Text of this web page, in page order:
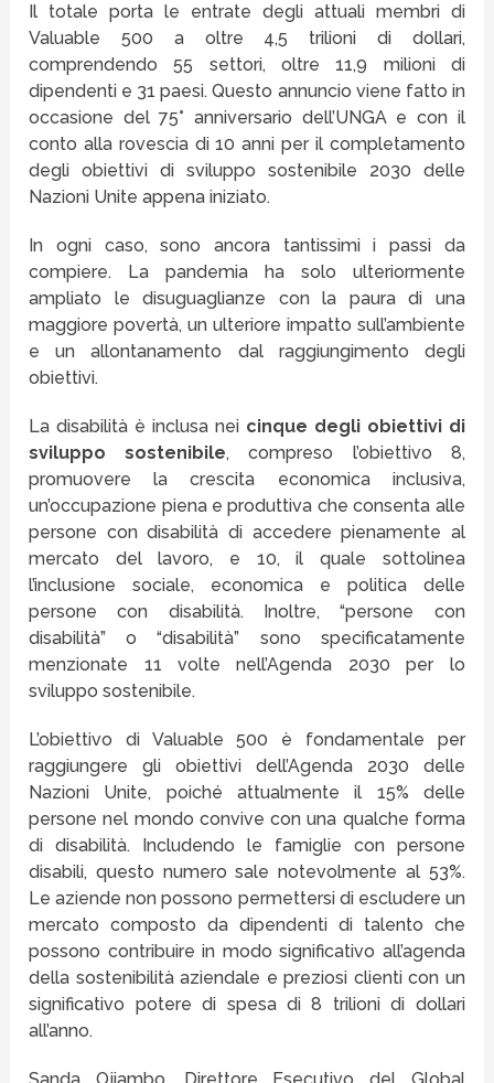
Il totale porta le entrate degli attuali membri di
Valuable 500 a oltre 4,5 trilioni di dollari,
comprendendo 55 settori, oltre 11,9 milioni di
dipendenti e 31 paesi. Questo annuncio viene fatto in
occasione del 75° anniversario dell’UNGA e con il
conto alla rovescia di 10 anni per il completamento
degli obiettivi di sviluppo sostenibile 2030 delle
Nazioni Unite appena iniziato.
In ogni caso, sono ancora tantissimi i passi da
compiere. La pandemia ha solo ulteriormente
ampliato le disuguaglianze con la paura di una
maggiore povertà, un ulteriore impatto sull’ambiente
e un allontanamento dal raggiungimento degli
obiettivi.
La disabilità è inclusa nei cinque degli obiettivi di
sviluppo sostenibile, compreso l’obiettivo 8,
promuovere la crescita economica inclusiva,
un’occupazione piena e produttiva che consenta alle
persone con disabilità di accedere pienamente al
mercato del lavoro, e 10, il quale sottolinea
l’inclusione sociale, economica e politica delle
persone con disabilità. Inoltre, “persone con
disabilità” o “disabilità” sono specificatamente
menzionate 11 volte nell’Agenda 2030 per lo
sviluppo sostenibile.
L’obiettivo di Valuable 500 è fondamentale per
raggiungere gli obiettivi dell’Agenda 2030 delle
Nazioni Unite, poiché attualmente il 15% delle
persone nel mondo convive con una qualche forma
di disabilità. Includendo le famiglie con persone
disabili, questo numero sale notevolmente al 53%.
Le aziende non possono permettersi di escludere un
mercato composto da dipendenti di talento che
possono contribuire in modo significativo all’agenda
della sostenibilità aziendale e preziosi clienti con un
significativo potere di spesa di 8 trilioni di dollari
all’anno.